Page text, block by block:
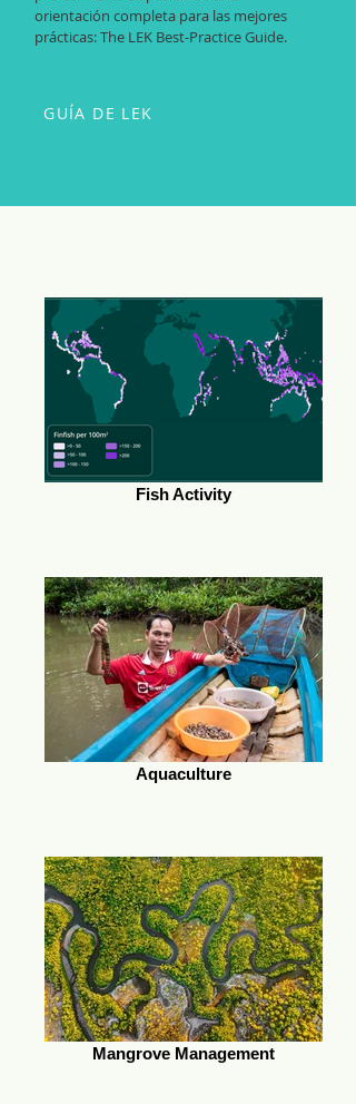
orientación completa para las mejores
prácticas: The LEK Best-Practice Guide.
GUÍA DE LEK
Fish Activity
Aquaculture
Mangrove Management